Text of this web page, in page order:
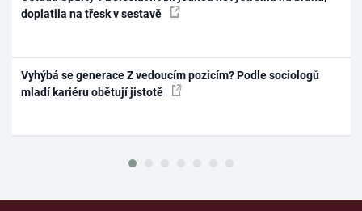
doplatila na třesk v sestavě
Vyhýbá se generace Z vedoucím pozicím? Podle sociologů
mladí kariéru obětují jistotě